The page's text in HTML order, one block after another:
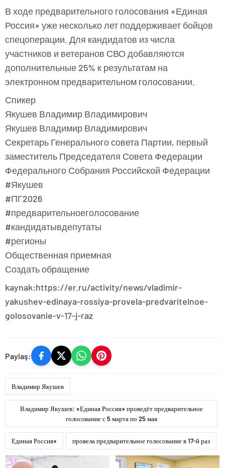
В ходе предварительного голосования «Единая
Россия» уже несколько лет поддерживает бойцов
спецоперации. Для кандидатов из числа
участников и ветеранов СВО добавляются
дополнительные 25% к результатам на
электронном предварительном голосовании.
Спикер
Якушев Владимир Владимирович
Якушев Владимир Владимирович
Секретарь Генерального совета Партии, первый
заместитель Председателя Совета Федерации
Федерального Собрания Российской Федерации
#Якушев
#ПГ2026
#предварительноеголосование
#кандидатывдепутаты
#регионы
Общественная приемная
Создать обращение
kaynak:https://er.ru/activity/news/vladimir-
yakushev-edinaya-rossiya-provela-predvaritelnoe-
golosovanie-v-17-j-raz
Paylaş:
Владимир Якушев
Владимир Якушев: «Единая Россия» проведёт предварительное
голосование с 5 марта по 25 мая
Единая Россия» провела предварительное голосование в 17-й раз